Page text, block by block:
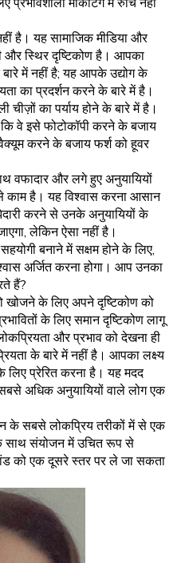
है। यह सामाजिक मीडिया और
और स्थिर दृष्टिकोण है। आपका
में नहीं है; यह आपके उद्योग के
का प्रदर्शन करने के बारे में है।
चीज़ों का पर्याय होने के बारे में है।
वे इसे फोटोकॉपी करने के बजाय
करने के बजाय फर्श को हूवर
वफादार और लगे हुए अनुयायियों
काम है। यह विश्वास करना आसान
करने से उनके अनुयायियों के
लेकिन ऐसा नहीं है।
बनाने में सक्षम होने के लिए,
अर्जित करना होगा। आप उनका
हैं?
खोजने के लिए अपने दृष्टिकोण को
के लिए समान दृष्टिकोण लागू
और प्रभाव को देखना ही
के बारे में नहीं है। आपका लक्ष्य
लिए प्रेरित करना है। यह मदद
अधिक अनुयायियों वाले लोग एक
के सबसे लोकप्रिय तरीकों में से एक
साथ संयोजन में उचित रूप से
को एक दूसरे स्तर पर ले जा सकता